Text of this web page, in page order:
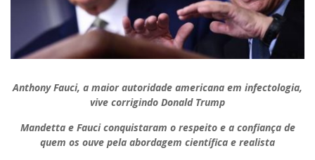
Anthony Fauci, a maior autoridade americana em infectologia,
vive corrigindo Donald Trump
Mandetta e Fauci conquistaram o respeito e a confiança de
quem os ouve pela abordagem científica e realista